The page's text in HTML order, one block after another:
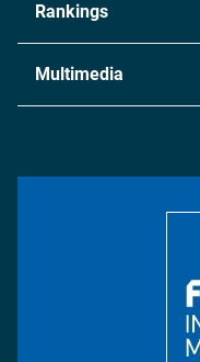
Chemie
Metall
Energie
Rankings
Multimedia